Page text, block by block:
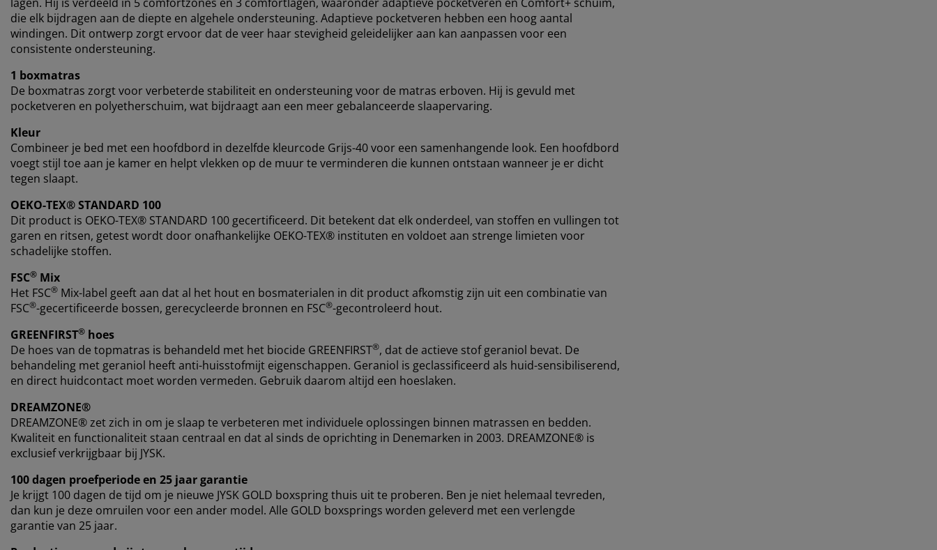
die elk bijdragen aan de diepte en algehele ondersteuning. Adaptieve pocketveren hebben een hoog aantal
windingen. Dit ontwerp zorgt ervoor dat de veer haar stevigheid geleidelijker aan kan aanpassen voor een
consistente ondersteuning.
1 boxmatras
De boxmatras zorgt voor verbeterde stabiliteit en ondersteuning voor de matras erboven. Hij is gevuld met
pocketveren en polyetherschuim, wat bijdraagt aan een meer gebalanceerde slaapervaring.
Kleur
Combineer je bed met een hoofdbord in dezelfde kleurcode Grijs-40 voor een samenhangende look. Een hoofdbord
voegt stijl toe aan je kamer en helpt vlekken op de muur te verminderen die kunnen ontstaan wanneer je er dicht
tegen slaapt.
OEKO-TEX® STANDARD 100
Dit product is OEKO-TEX® STANDARD 100 gecertificeerd. Dit betekent dat elk onderdeel, van stoffen en vullingen tot
garen en ritsen, getest wordt door onafhankelijke OEKO-TEX® instituten en voldoet aan strenge limieten voor
schadelijke stoffen.
FSC® Mix
Het FSC® Mix-label geeft aan dat al het hout en bosmaterialen in dit product afkomstig zijn uit een combinatie van
FSC®-gecertificeerde bossen, gerecycleerde bronnen en FSC®-gecontroleerd hout.
GREENFIRST® hoes
De hoes van de topmatras is behandeld met het biocide GREENFIRST®, dat de actieve stof geraniol bevat. De
behandeling met geraniol heeft anti-huisstofmijt eigenschappen. Geraniol is geclassificeerd als huid-sensibiliserend,
en direct huidcontact moet worden vermeden. Gebruik daarom altijd een hoeslaken.
DREAMZONE®
DREAMZONE® zet zich in om je slaap te verbeteren met individuele oplossingen binnen matrassen en bedden.
Kwaliteit en functionaliteit staan centraal en dat al sinds de oprichting in Denemarken in 2003. DREAMZONE® is
exclusief verkrijgbaar bij JYSK.
100 dagen proefperiode en 25 jaar garantie
Je krijgt 100 dagen de tijd om je nieuwe JYSK GOLD boxspring thuis uit te proberen. Ben je niet helemaal tevreden,
dan kun je deze omruilen voor een ander model. Alle GOLD boxsprings worden geleverd met een verlengde
garantie van 25 jaar.